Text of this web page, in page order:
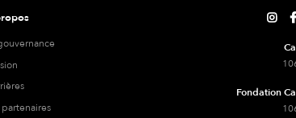
partenaires
 
Fondation